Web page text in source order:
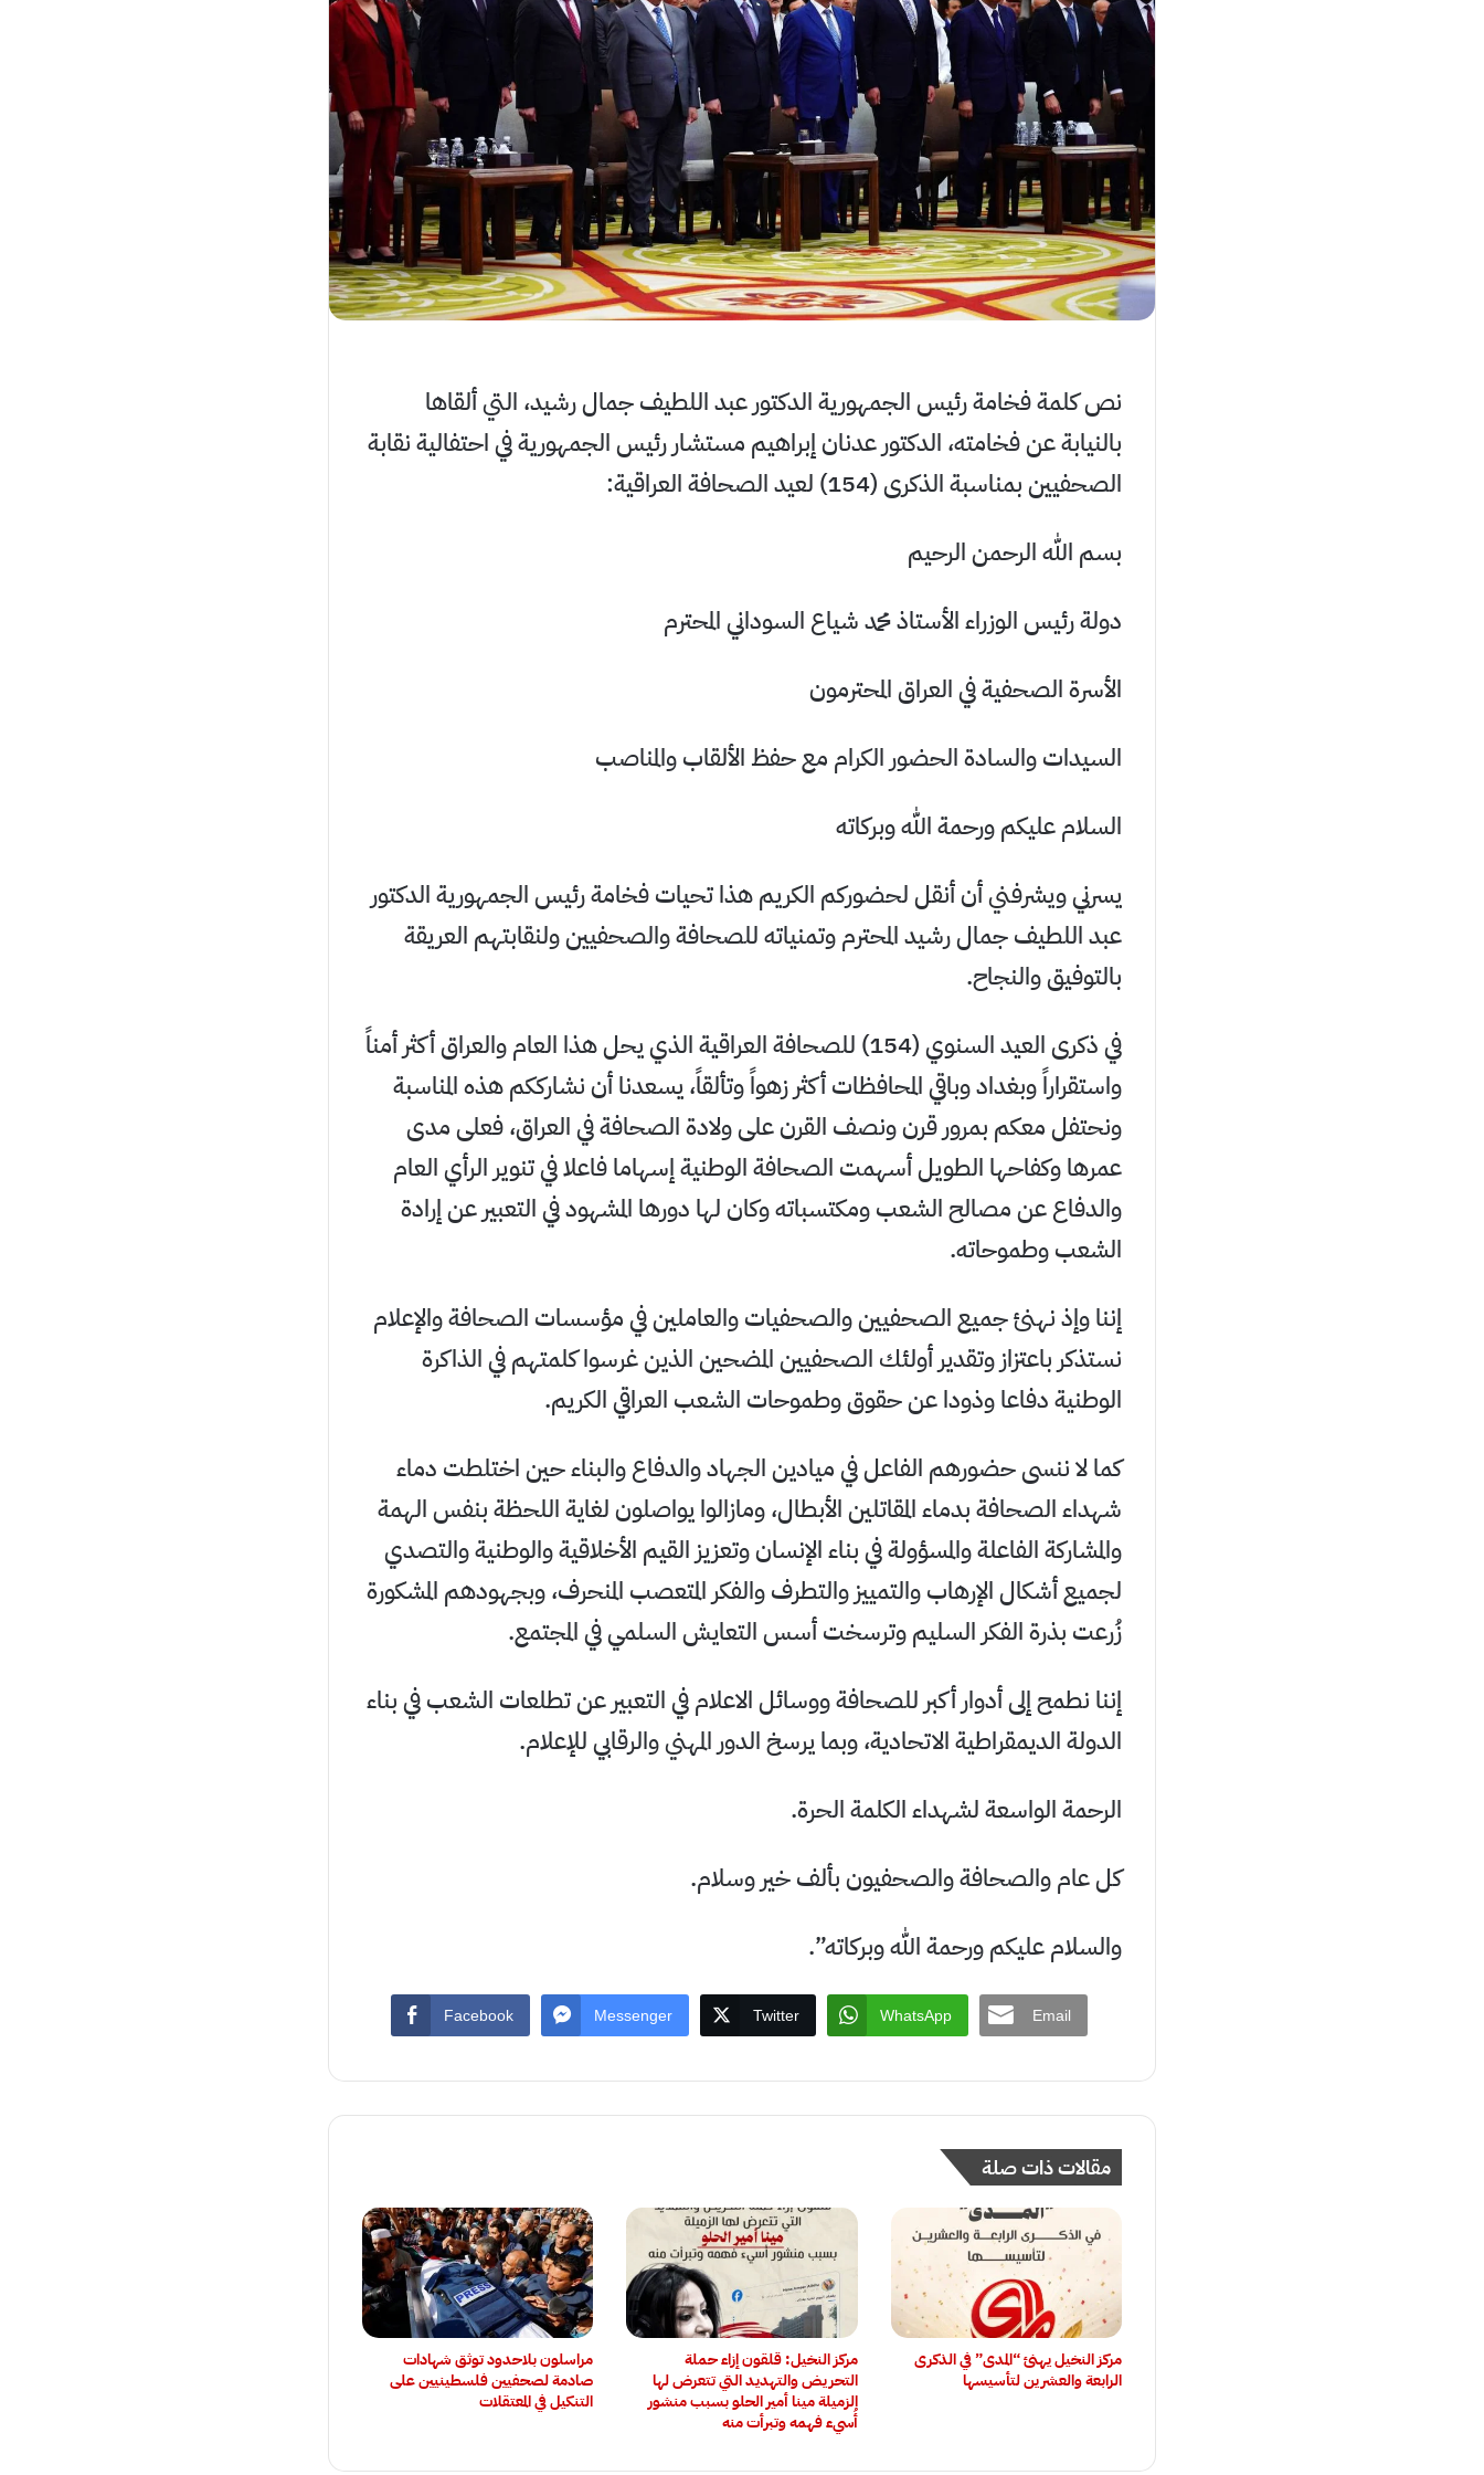
نص كلمة فخامة رئيس الجمهورية الدكتور عبد اللطيف جمال رشيد، التي ألقاها
بالنيابة عن فخامته، الدكتور عدنان إبراهيم مستشار رئيس الجمهورية في احتفالية نقابة
الصحفيين بمناسبة الذكرى (154) لعيد الصحافة العراقية:
بسم الله الرحمن الرحيم
دولة رئيس الوزراء الأستاذ محمد شياع السوداني المحترم
الأسرة الصحفية في العراق المحترمون
السيدات والسادة الحضور الكرام مع حفظ الألقاب والمناصب
السلام عليكم ورحمة الله وبركاته
يسرني ويشرفني أن أنقل لحضوركم الكريم هذا تحيات فخامة رئيس الجمهورية الدكتور
عبد اللطيف جمال رشيد المحترم وتمنياته للصحافة والصحفيين ولنقابتهم العريقة
بالتوفيق والنجاح.
في ذكرى العيد السنوي (154) للصحافة العراقية الذي يحل هذا العام والعراق أكثر أمناً
واستقراراً وبغداد وباقي المحافظات أكثر زهواً وتألقاً، يسعدنا أن نشارككم هذه المناسبة
ونحتفل معكم بمرور قرن ونصف القرن على ولادة الصحافة في العراق، فعلى مدى
عمرها وكفاحها الطويل أسهمت الصحافة الوطنية إسهاما فاعلا في تنوير الرأي العام
والدفاع عن مصالح الشعب ومكتسباته وكان لها دورها المشهود في التعبير عن إرادة
الشعب وطموحاته.
إننا وإذ نهنئ جميع الصحفيين والصحفيات والعاملين في مؤسسات الصحافة والإعلام
نستذكر باعتزاز وتقدير أولئك الصحفيين المضحين الذين غرسوا كلمتهم في الذاكرة
الوطنية دفاعا وذودا عن حقوق وطموحات الشعب العراقي الكريم.
كما لا ننسى حضورهم الفاعل في ميادين الجهاد والدفاع والبناء حين اختلطت دماء
شهداء الصحافة بدماء المقاتلين الأبطال، ومازالوا يواصلون لغاية اللحظة بنفس الهمة
والمشاركة الفاعلة والمسؤولة في بناء الإنسان وتعزيز القيم الأخلاقية والوطنية والتصدي
لجميع أشكال الإرهاب والتمييز والتطرف والفكر المتعصب المنحرف، وبجهودهم المشكورة
زُرعت بذرة الفكر السليم وترسخت أسس التعايش السلمي في المجتمع.
إننا نطمح إلى أدوار أكبر للصحافة ووسائل الاعلام في التعبير عن تطلعات الشعب في بناء
الدولة الديمقراطية الاتحادية، وبما يرسخ الدور المهني والرقابي للإعلام.
الرحمة الواسعة لشهداء الكلمة الحرة.
كل عام والصحافة والصحفيون بألف خير وسلام.
والسلام عليكم ورحمة الله وبركاته”.
Facebook Messenger Twitter WhatsApp Email
مقالات ذات صلة
مركز النخيل يهنئ “المدى” في الذكرى
الرابعة والعشرين لتأسيسها
مركز النخيل: قلقون إزاء حملة
التحريض والتهديد التي تتعرض لها
الزميلة مينا أمير الحلو بسبب منشور
أُسيء فهمه وتبرأت منه
‏مراسلون بلاحدود توثق شهادات
صادمة لصحفيين فلسطينيين على
التنكيل في المعتقلات